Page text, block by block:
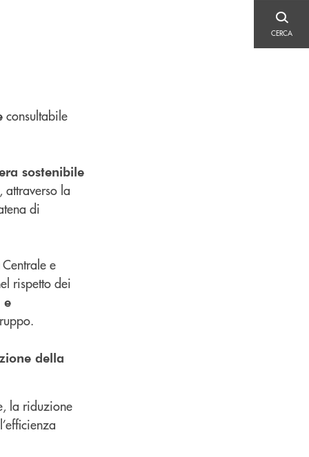
CERCA
consultabile
sostenibile
la
di
e
rispetto dei
e
della
la riduzione